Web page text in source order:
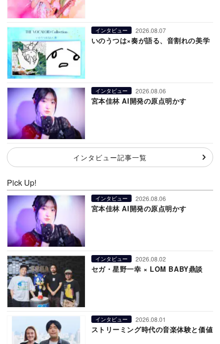
インタビュー 2026.08.07
いのうつは×奏が語る、音割れの美学
インタビュー 2026.08.06
宮本佳林 AI開発の原点明かす
インタビュー記事一覧
Pick Up!
インタビュー 2026.08.06
宮本佳林 AI開発の原点明かす
インタビュー 2026.08.02
セガ・星野一幸 × LOM BABY鼎談
インタビュー 2026.08.01
ストリーミング時代の音楽体験と価値